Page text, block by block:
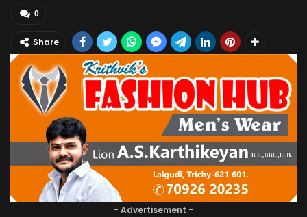
0
Share
- Advertisement -